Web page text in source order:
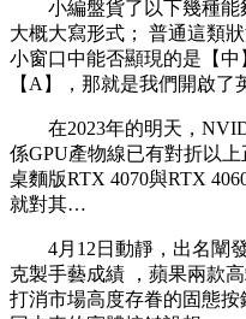
小編盤貨了以下幾種能夠性
大概大寫形式； 普通這類狀
小窗口中能否顯現的是【中
【A】，那就是我們開啟
在2023年的明天，
係GPU產物線已有對折以上
桌麵版RTX 4070與RTX 4060
就對其…
4月12日動靜，出名闡
克製手藝成績 ，蘋果兩款
打消市場高度存眷的固態按